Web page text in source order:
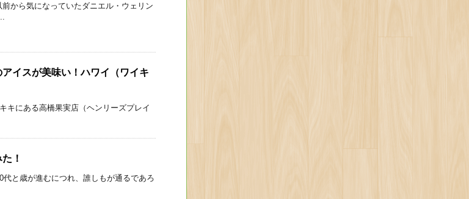
から気になっていたダニエル・ウェリン
イスが美味い！ハワイ（ワイキ
キにある高橋果実店（ヘンリーズプレイ
！
と歳が進むにつれ、誰しもが通るであろ